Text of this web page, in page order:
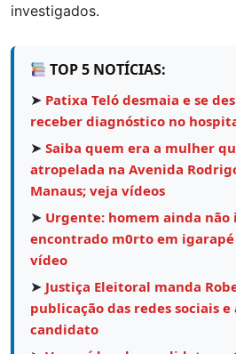
investigados.
TOP 5 NOTÍCIAS:
➤ Patixa Teló desmaia e se
receber diagnóstico no
➤ Saiba quem era a mulher
atropelada na Avenida
Manaus; veja vídeos
➤ Urgente: homem ainda
encontrado m0rto em igarapé
vídeo
➤ Justiça Eleitoral manda
publicação das redes sociais
candidato